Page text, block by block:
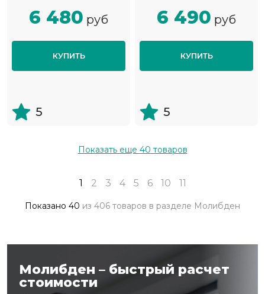
6 480 руб
КУПИТЬ
5
6 490 руб
КУПИТЬ
5
Показать еще 40 товаров
1 2 3 4 5 6 10 11
Показано 40 из 406 товаров в разделе Молибден
Молибден – быстрый расчет
стоимости